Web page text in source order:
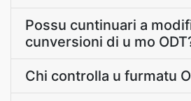
Possu cuntinuari a
cunversioni di u mo
Chi controlla u furmatu